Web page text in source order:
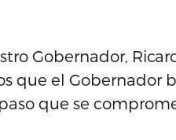
Gobernador,
que el Gobernador
que se